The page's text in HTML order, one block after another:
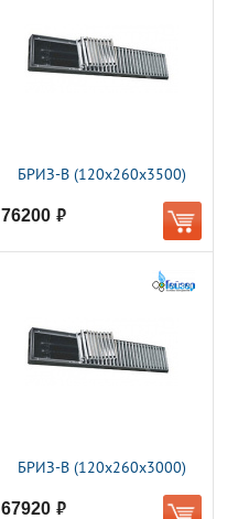
БРИЗ-В (120х260х3500)
76200 руб.
БРИЗ-В (120х260х3000)
67920 руб.